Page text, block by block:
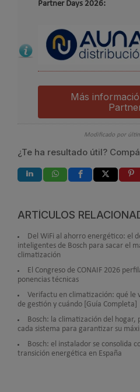
Partner Days 2026:
Más
Modificado por
¿Te ha resultado útil?
ARTÍCULOS
Del WiFi al ahorro energético: el
inteligentes de Bosch para sacar el
climatización
El Congreso de CONAIF 2026
ponencias técnicas
Verifactu en climatización: qué le
de gestión y cuándo [Guía Completa]
Bosch: la climatización del hogar,
cada sistema para garantizar su
Bosch: el instalador se consolida
transición energética en España